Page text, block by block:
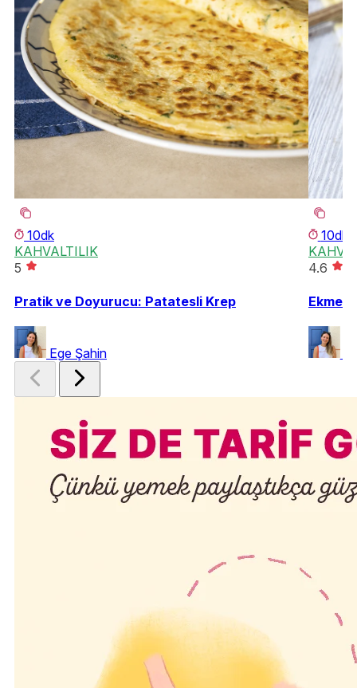
10dk
KAHVALTILIK
5
Pratik ve Doyurucu: Patatesli Krep
Ege Şahin
10dk
4.6
Ekmek